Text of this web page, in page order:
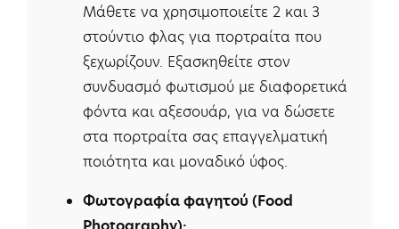
Μάθετε να χρησιμοποιείτε 2 και 3
στούντιο φλας για πορτραίτα που
ξεχωρίζουν. Εξασκηθείτε στον
συνδυασμό φωτισμού με διαφορετικά
φόντα και αξεσουάρ, για να δώσετε
στα πορτραίτα σας επαγγελματική
ποιότητα και μοναδικό ύφος.
Φωτογραφία φαγητού (Food